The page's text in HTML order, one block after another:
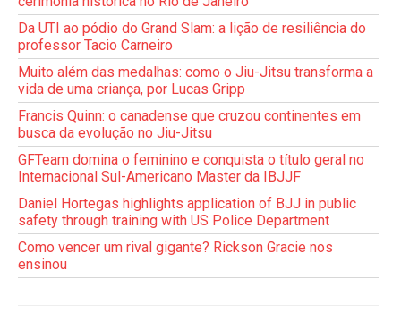
Da UTI ao pódio do Grand Slam: a lição de resiliência do
professor Tacio Carneiro
Muito além das medalhas: como o Jiu-Jitsu transforma a
vida de uma criança, por Lucas Gripp
Francis Quinn: o canadense que cruzou continentes em
busca da evolução no Jiu-Jitsu
GFTeam domina o feminino e conquista o título geral no
Internacional Sul-Americano Master da IBJJF
Daniel Hortegas highlights application of BJJ in public
safety through training with US Police Department
Como vencer um rival gigante? Rickson Gracie nos
ensinou